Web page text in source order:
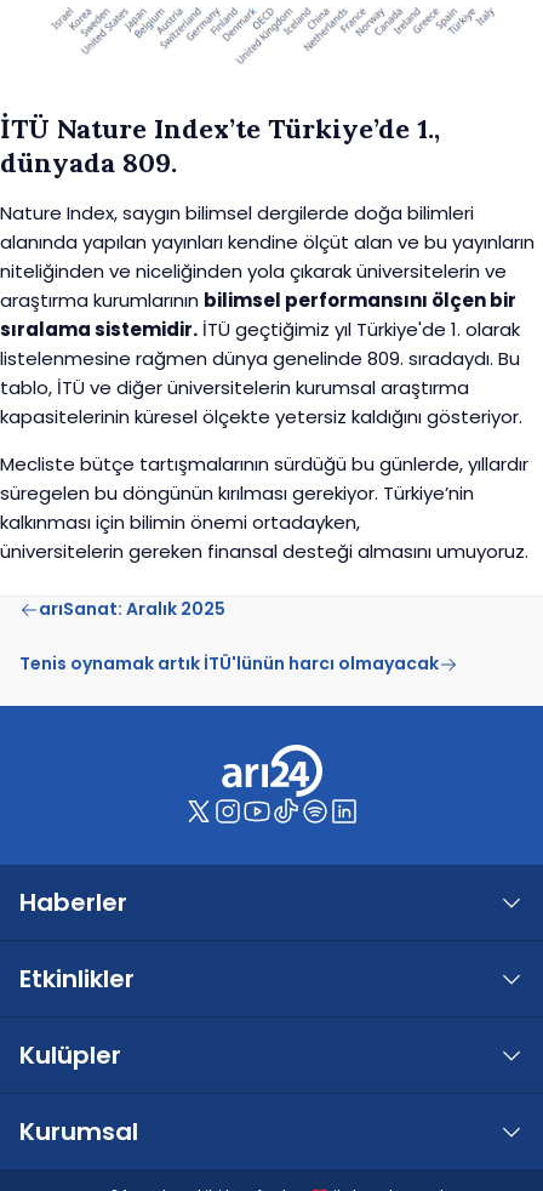
İTÜ Nature Index’te Türkiye’de 1.,
dünyada 809.
Nature Index, saygın bilimsel dergilerde doğa bilimleri
alanında yapılan yayınları kendine ölçüt alan ve bu yayınların
niteliğinden ve niceliğinden yola çıkarak üniversitelerin ve
araştırma kurumlarının bilimsel performansını ölçen bir
sıralama sistemidir. İTÜ geçtiğimiz yıl Türkiye'de 1. olarak
listelenmesine rağmen dünya genelinde 809. sıradaydı. Bu
tablo, İTÜ ve diğer üniversitelerin kurumsal araştırma
kapasitelerinin küresel ölçekte yetersiz kaldığını gösteriyor.
Mecliste bütçe tartışmalarının sürdüğü bu günlerde, yıllardır
süregelen bu döngünün kırılması gerekiyor. Türkiye’nin
kalkınması için bilimin önemi ortadayken,
üniversitelerin gereken finansal desteği almasınıumuyoruz.
arıSanat: Aralık 2025
Tenis oynamak artık İTÜ'lünün harcı olmayacak
Haberler
Etkinlikler
Kulüpler
Kurumsal